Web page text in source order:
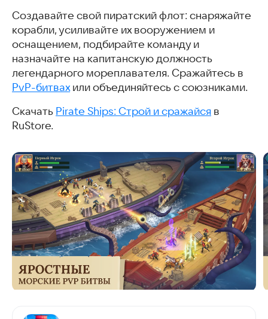
Создавайте свой пиратский флот: снаряжайте
корабли, усиливайте их вооружением и
оснащением, подбирайте команду и
назначайте на капитанскую должность
легендарного мореплавателя. Сражайтесь в
PvP-битвахили объединяйтесь с союзниками.
Скачать Pirate Ships: Строй и сражайся в
RuStore.